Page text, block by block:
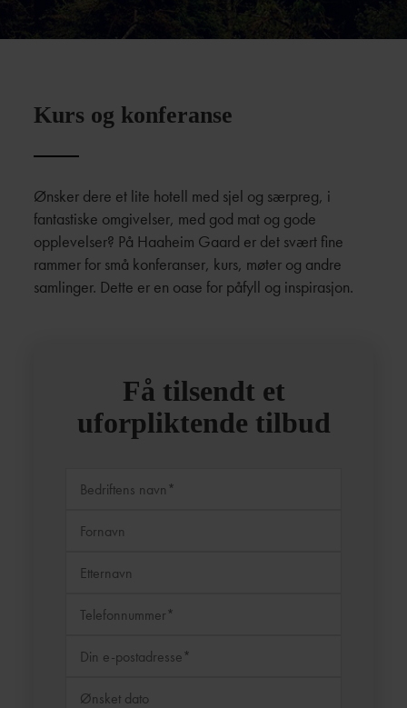
Kurs og konferanse
Ønsker dere et lite hotell med sjel og særpreg, i
fantastiske omgivelser, med god mat og gode
opplevelser? På Haaheim Gaard er det svært fine
rammer for små konferanser, kurs, møter og andre
samlinger. Dette er en oase for påfyll og inspirasjon.
Få tilsendt et
uforpliktende tilbud